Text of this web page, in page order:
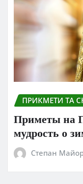
ПРИКМЕТИ ТА
Приметы на
мудрость о
Степан